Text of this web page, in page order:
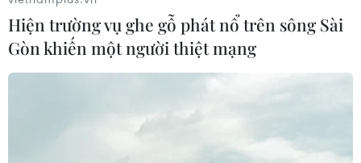
Hiện trường vụ ghe gỗ phát nổ trên sông Sài
Gòn khiến một người thiệt mạng